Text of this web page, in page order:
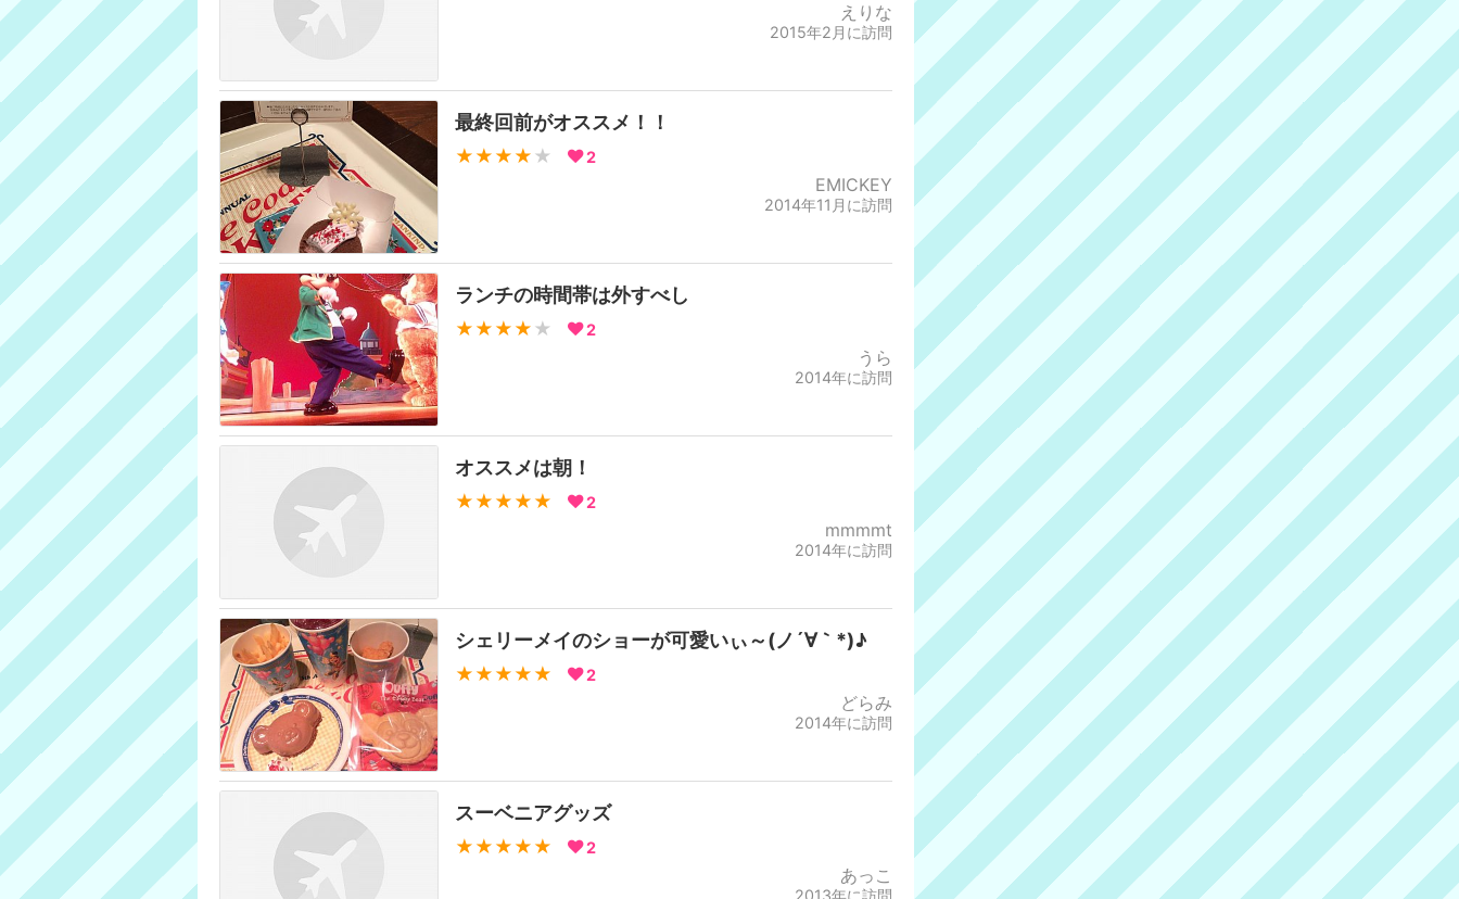
えりな
2015年2月に訪問
最終回前がオススメ！！
★★★★ ★ 2
EMICKEY
2014年11月に訪問
ランチの時間帯は外すべし
★★★★ ★ 2
うら
2014年に訪問
オススメは朝！
★★★★★ 2
mmmmt
2014年に訪問
シェリーメイのショーが可愛いぃ～(ノ´∀｀*)♪
★★★★★ 2
どらみ
2014年に訪問
スーベニアグッズ
★★★★★ 2
あっこ
2013年に訪問